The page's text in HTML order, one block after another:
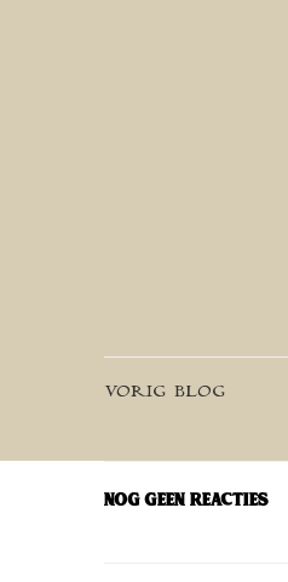
Bericht
navigatie
VORIG BLOG
Nog geen reacties